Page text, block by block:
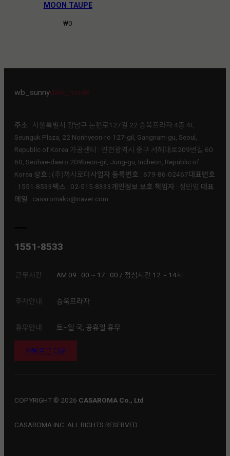
MOON TAUPE
₩0
wb_sunnydark_mode
주소 : 서울특별시 강남구 논현로127길 22 승욱프라자 4층 4F,
Seunguk Plaza, 22 Nonhyeon-ro 127-gil, Gangnam-gu, Seoul,
Republic of Korea 가공센터 : 인천광역시 중구 서해대로209번길 60
60, Seohae-daero 209beon-gil, Jung-gu, Incheon, Republic of
Korea 상호 : (주)까사로마ㅤ사업자 등록번호 : 679-86-02467ㅤ대표번호
: 1551-8533ㅤ팩스 : 02-515-8333ㅤ개인정보 보호 책임자 : 정민영 ㅤ 대표
메일 : casaromako@naver.com
1551-8533
근무시간 AM 09 : 00 ~ 17 : 00 / 점심시간 12 ~ 14시
주차안내 승욱프라자
휴무안내 토~일 국, 공휴일 휴무
카탈로그 다운
COPYRIGHT © 2026 CASAROMA Co., Ltd
CASAROMA INC. ALL RIGHTS RESERVED.